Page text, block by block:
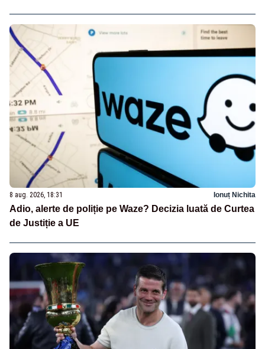
8 aug. 2026, 18:31 Ionuț Nichita
Adio, alerte de poliție pe Waze? Decizia luată de Curtea
de Justiție a UE